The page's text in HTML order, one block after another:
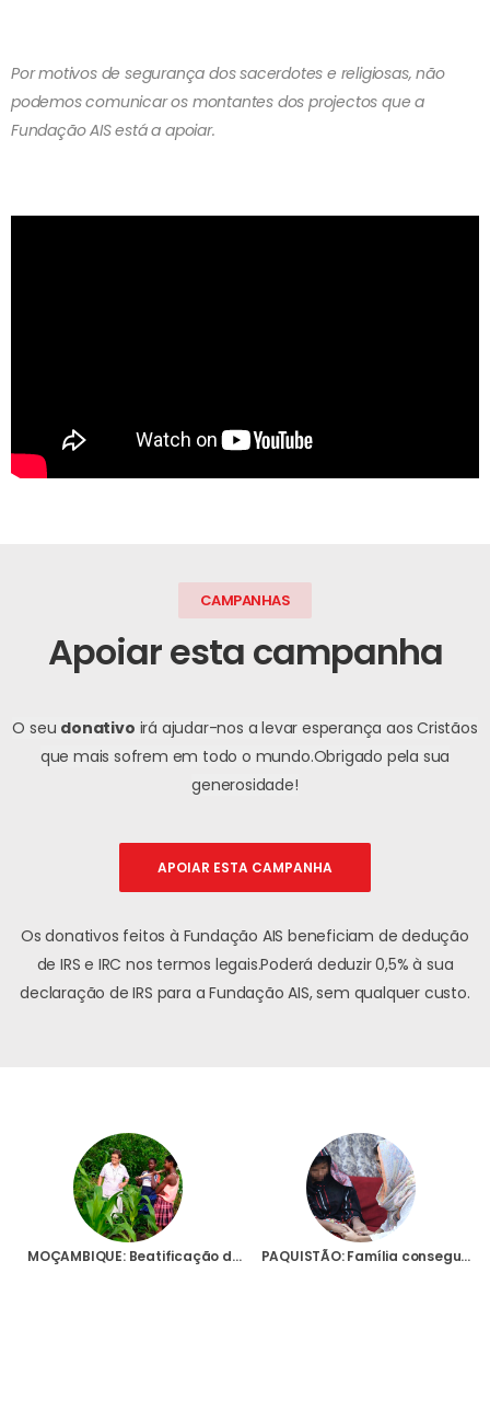
Por motivos de segurança dos sacerdotes e religiosas, não
podemos comunicar os montantes dos projectos que a
Fundação AIS está a apoiar.
CAMPANHAS
Apoiar esta campanha
O seu donativo irá ajudar-nos a levar esperança aos Cristãos
que mais sofrem em todo o mundo.Obrigado pela sua
generosidade!
APOIAR ESTA CAMPANHA
Os donativos feitos à Fundação AIS beneficiam de dedução
de IRS e IRC nos termos legais.Poderá deduzir 0,5% à sua
declaração de IRS para a Fundação AIS, sem qualquer custo.
MOÇAMBIQUE: Beatificação da irmã Maria de Coppi, assassinada em Chipene, “tem pernas para andar”, diz Bispo de Tete PAQUISTÃO: Família consegue libertar jovem cristã, de 14 anos, raptada e forçada a converter-se ao Islão